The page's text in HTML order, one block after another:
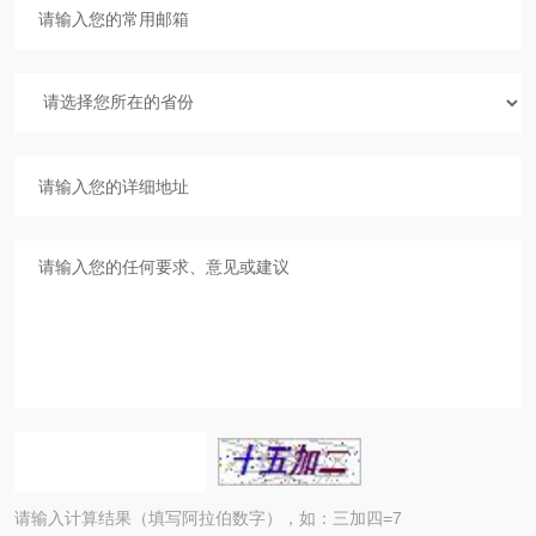
请输入计算结果（填写阿拉伯数字），如：三加四=7